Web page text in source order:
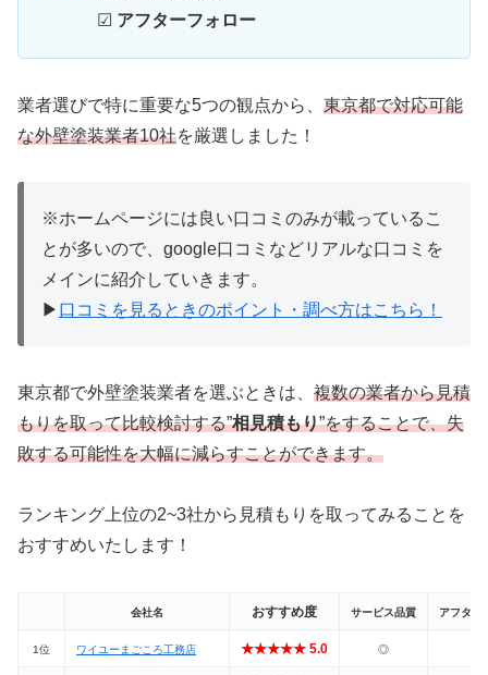
☑ アフターフォロー
業者選びで特に重要な5つの観点から、 東京都で対応可能
な外壁塗装業者10社を厳選しました！
※ホームページには良い口コミのみが載っているこ
とが多いので、google口コミなどリアルな口コミを
メインに紹介していきます。
▶ 口コミを見るときのポイント・調べ方はこちら！
東京都で外壁塗装業者を選ぶときは、 複数の業者から見積
もりを取って比較検討する”相見積もり”をすることで、失
敗する可能性を大幅に減らすことができます。
ランキング上位の2~3社から見積もりを取ってみることを
おすすめいたします！
会社名 おすすめ度 サービス品質 アフター
1位 ワイユーまごころ工務店 ★★★★★ 5.0 ◎